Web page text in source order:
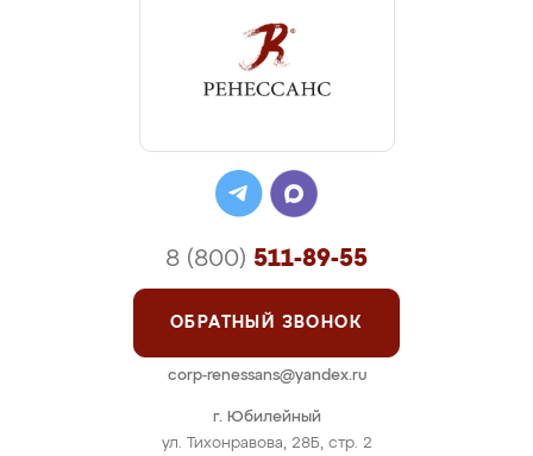
г. Юбилейный
ул. Тихонравова, 28Б, стр. 2
8 (800) 511-89-55
ОБРАТНЫЙ ЗВОНОК
corp-renessans@yandex.ru